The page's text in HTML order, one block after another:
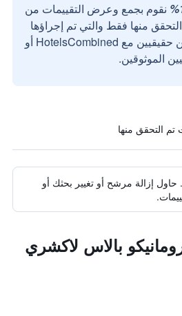
نقوم بجمع وعرض التقييمات من
منها فقط والتي تم إجراؤها
بواسطة مستخدمين حقيقيين مع HotelsCombined أو
الموثوقين.
حاول إزالة مرشح أو تغيير بحثك أو
بالاس لاكشري